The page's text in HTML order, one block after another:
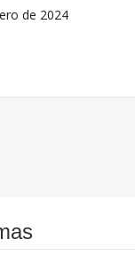
de 2024